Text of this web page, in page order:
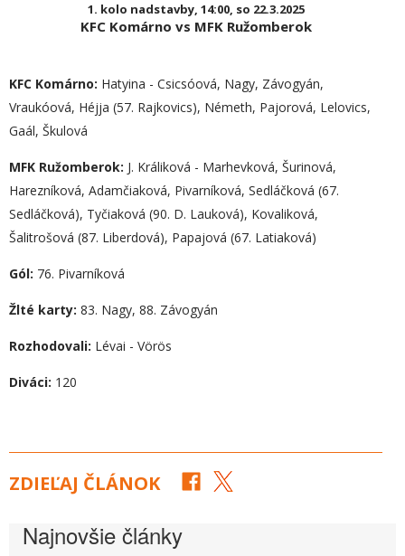
1. kolo nadstavby, 14:00, so 22.3.2025
KFC Komárno vs MFK Ružomberok
KFC Komárno: Hatyina - Csicsóová, Nagy, Závogyán,
Vraukóová, Héjja (57. Rajkovics), Németh, Pajorová, Lelovics,
Gaál, Škulová
MFK Ružomberok: J. Králiková - Marhevková, Šurinová,
Harezníková, Adamčiaková, Pivarníková, Sedláčková (67.
Sedláčková), Tyčiaková (90. D. Lauková), Kovaliková,
Šalitrošová (87. Liberdová), Papajová (67. Latiaková)
Gól: 76. Pivarníková
Žlté karty: 83. Nagy, 88. Závogyán
Rozhodovali: Lévai - Vörös
Diváci: 120
ZDIEĽAJ ČLÁNOK
Najnovšie články